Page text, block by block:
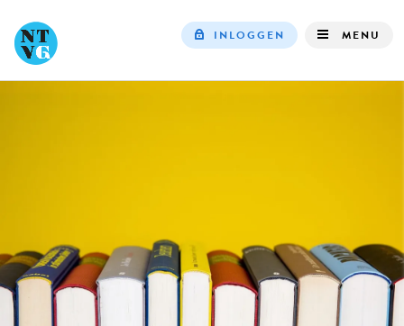
INLOGGEN MENU